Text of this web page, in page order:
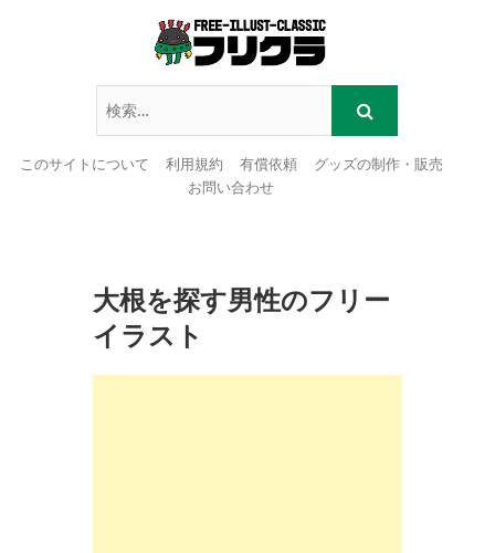
このサイトについて 利用規約 有償依頼
グッズの制作・販売
お問い合わせ
大根を探す男性のフリー
イラスト